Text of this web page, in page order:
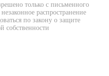
только с письменного
распространение
по закону о защите
собственности